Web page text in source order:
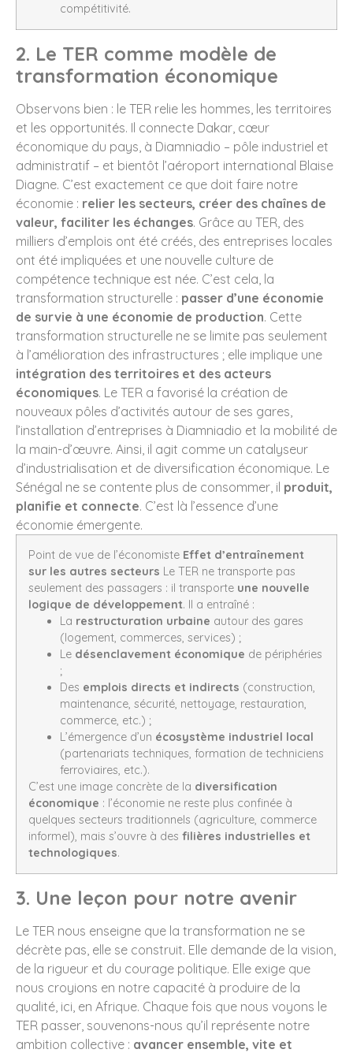
compétitivité.
2. Le TER comme modèle de
transformation économique
Observons bien : le TER relie les hommes, les territoires
et les opportunités. Il connecte Dakar, cœur
économique du pays, à Diamniadio – pôle industriel et
administratif – et bientôt l’aéroport international Blaise
Diagne. C’est exactement ce que doit faire notre
économie : relier les secteurs, créer des chaînes de
valeur, faciliter les échanges. Grâce au TER, des
milliers d’emplois ont été créés, des entreprises locales
ont été impliquées et une nouvelle culture de
compétence technique est née. C’est cela, la
transformation structurelle : passer d’une économie
de survie à une économie de production. Cette
transformation structurelle ne se limite pas seulement
à l’amélioration des infrastructures ; elle implique une
intégration des territoires et des acteurs
économiques. Le TER a favorisé la création de
nouveaux pôles d’activités autour de ses gares,
l’installation d’entreprises à Diamniadio et la mobilité de
la main-d’œuvre. Ainsi, il agit comme un catalyseur
d’industrialisation et de diversification économique. Le
Sénégal ne se contente plus de consommer, il produit,
planifie et connecte. C’est là l’essence d’une
économie émergente.
Point de vue de l’économiste Effet d’entraînement
sur les autres secteurs Le TER ne transporte pas
seulement des passagers : il transporte une nouvelle
logique de développement. Il a entraîné :
La restructuration urbaine autour des gares
(logement, commerces, services) ;
Le désenclavement économique de périphéries
;
Des emplois directs et indirects (construction,
maintenance, sécurité, nettoyage, restauration,
commerce, etc.) ;
L’émergence d’un écosystème industriel local
(partenariats techniques, formation de techniciens
ferroviaires, etc.).
C’est une image concrète de la diversification
économique : l’économie ne reste plus confinée à
quelques secteurs traditionnels (agriculture, commerce
informel), mais s’ouvre à des filières industrielles et
technologiques.
3. Une leçon pour notre avenir
Le TER nous enseigne que la transformation ne se
décrète pas, elle se construit. Elle demande de la vision,
de la rigueur et du courage politique. Elle exige que
nous croyions en notre capacité à produire de la
qualité, ici, en Afrique. Chaque fois que nous voyons le
TER passer, souvenons-nous qu’il représente notre
ambition collective : avancer ensemble, vite et